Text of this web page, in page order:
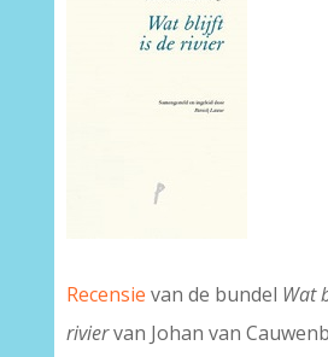
Recensie van de bundel Wat
riviervan Johan van